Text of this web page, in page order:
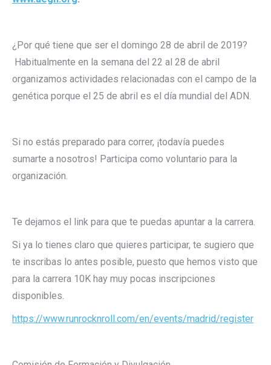
¿Por qué tiene que ser el domingo 28 de abril de 2019?
Habitualmente en la semana del 22 al 28 de abril
organizamos actividades relacionadas con el campo de la
genética porque el 25 de abril es el día mundial del ADN.
Si no estás preparado para correr, ¡todavía puedes
sumarte a nosotros! Participa como voluntario para la
organización.
Te dejamos el link para que te puedas apuntar a la carrera.
Si ya lo tienes claro que quieres participar, te sugiero que
te inscribas lo antes posible, puesto que hemos visto que
para la carrera 10K hay muy pocas inscripciones
disponibles.
https://www.runrocknroll.com/en/events/madrid/register